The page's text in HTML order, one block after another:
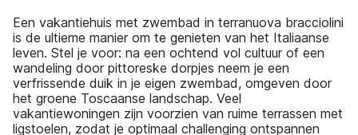
Een vakantiehuis met zwembad in terranuova bracciolini
is de ultieme manier om te genieten van het Italiaanse
leven. Stel je voor: na een ochtend vol cultuur of een
wandeling door pittoreske dorpjes neem je een
verfrissende duik in je eigen zwembad, omgeven door
het groene Toscaanse landschap. Veel
vakantiewoningen zijn voorzien van ruime terrassen met
ligstoelen, zodat je optimaal challenging ontspannen